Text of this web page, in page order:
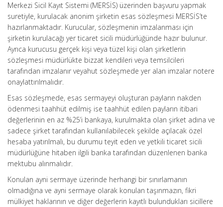
Merkezi Sicil Kayıt Sistemi (MERSİS) üzerinden başvuru yapmak
suretiyle, kurulacak anonim şirketin esas sözleşmesi MERSİS’te
hazırlanmaktadır. Kurucular, sözleşmenin imzalanması için
şirketin kurulacağı yer ticaret sicili müdürlüğünde hazır bulunur.
Ayrıca kurucusu gerçek kişi veya tüzel kişi olan şirketlerin
sözleşmesi müdürlükte bizzat kendileri veya temsilcileri
tarafından imzalanır veyahut sözleşmede yer alan imzalar notere
onaylattırılmalıdır.
Esas sözleşmede, esas sermayeyi oluşturan payların nakden
ödenmesi taahhüt edilmiş ise taahhüt edilen payların itibari
değerlerinin en az %25’i bankaya, kurulmakta olan şirket adına ve
sadece şirket tarafından kullanılabilecek şekilde açılacak özel
hesaba yatırılmalı, bu durumu teyit eden ve yetkili ticaret sicili
müdürlüğüne hitaben ilgili banka tarafından düzenlenen banka
mektubu alınmalıdır.
Konulan ayni sermaye üzerinde herhangi bir sınırlamanın
olmadığına ve ayni sermaye olarak konulan taşınmazın, fikri
mülkiyet haklarının ve diğer değerlerin kayıtlı bulundukları sicillere